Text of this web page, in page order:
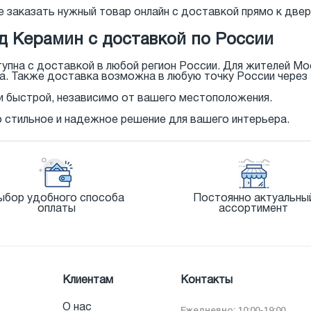
нужный товар онлайн с доставкой прямо к
Керамин с доставкой по России
с доставкой в любой регион России. Для жителей
Также доставка возможна в любую точку России через
быстрой, независимо от вашего местоположения.
и надежное решение для вашего интерьера.
удобного способа
оплаты
Постоянно
ассортимент
Клиентам
О нас
Контакты